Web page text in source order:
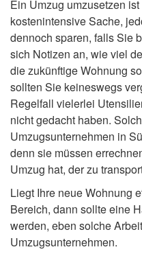
Ein Umzug umzusetzen
kostenintensive Sache,
dennoch sparen, falls Sie
sich Notizen an, wie viel
die zukünftige Wohnung
sollten Sie keineswegs
Regelfall vielerlei
nicht gedacht haben.
Umzugsunternehmen in
denn sie müssen
Umzug hat, der zu
Liegt Ihre neue Wohnung
Bereich, dann sollte eine
werden, eben solche
Umzugsunternehmen.